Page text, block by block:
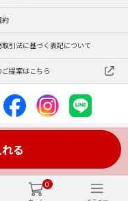
0
る
約
取引法に基づく表記について
提案はこちら